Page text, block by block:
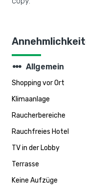
steppers Allgemein
Shopping vor Ort
Klimaanlage
Raucherbereiche
Rauchfreies Hotel
TV in der Lobby
Terrasse
Keine Aufzüge